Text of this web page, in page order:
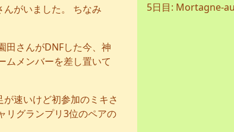
がいました。 ちなみ
田さんがDNFした今、神
ムメンバーを差し置いて
速いけど初参加のミキさ
リグランプリ3位のペアの
5日目: Mortagne-